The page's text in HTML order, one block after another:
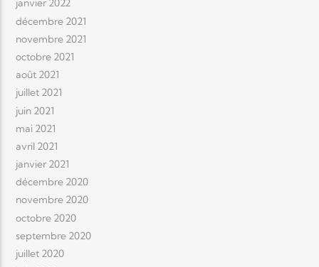
janvier 2022
décembre 2021
novembre 2021
octobre 2021
août 2021
juillet 2021
juin 2021
mai 2021
avril 2021
janvier 2021
décembre 2020
novembre 2020
octobre 2020
septembre 2020
juillet 2020